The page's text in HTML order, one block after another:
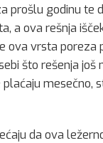
prošlu godinu te
a ova rešnja
ova vrsta
što rešenja
mesečno,
da ova